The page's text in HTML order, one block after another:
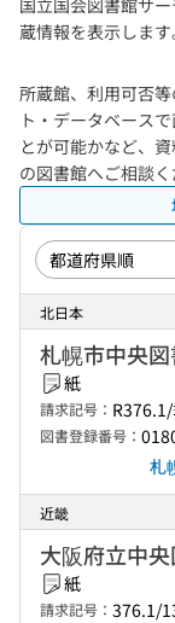
国立国会図書館サ
蔵情報を表示します
所蔵館、利用可否
ト・データベース
とが可能かなど、
の図書館へご相談
北日本
札幌市中央
紙
請求記号：
図書登録番号：
札
近畿
大阪府立中
紙
請求記号： 376.1/